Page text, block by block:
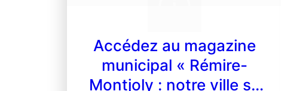
Accédez au magazine
municipal « Rémire-
Montjoly : notre ville se